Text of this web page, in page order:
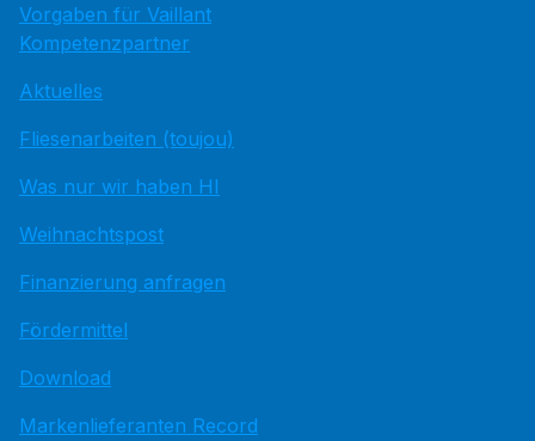
Vorgaben für Vaillant
Kompetenzpartner
Aktuelles
Fliesenarbeiten (toujou)
Was nur wir haben HI
Weihnachtspost
Finanzierung anfragen
Fördermittel
Download
Markenlieferanten Record